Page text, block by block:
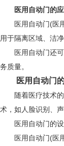
医用自动门的应
医用自动门(医用
用于隔离区域、洁
医用自动门还可
务质量。
医用自动门的
随着医疗技术的
术，如人脸识别、
医用自动门的设
医用自动门(医用